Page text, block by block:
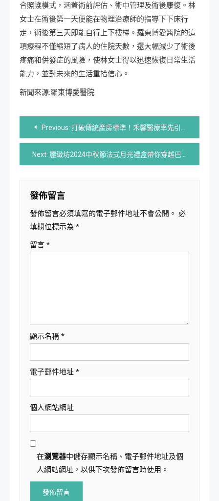
合照護模式，涵蓋術前評估、術中管理及術後康復。林
女士在術後第一天便能在物理治療師的指導下下床行
走，術後第三天即能自行上下樓梯。羅東博愛醫院的這
項療程不僅縮短了病人的住院天數，還大幅減少了術後
疼痛和併發症的風險，使林女士得以迅速恢復日常生活
能力，並對未來的生活重拾信心。
新聞來源:羅東博愛醫院
文
章
導
覽
Previous: 打破傳統產房標準！禾馨醫療率先引入新生兒即刻處置模式
Next: 麗緻坊2024中秋節法式月光禮盒帶你穿越巴黎與慕尼黑
發佈留言
發佈留言必須填寫的電子郵件地址不會公開。 必
填欄位標示為 *
留言 *
顯示名稱 *
電子郵件地址 *
個人網站網址
在瀏覽器中儲存顯示名稱、電子郵件地址及個
人網站網址，以供下次發佈留言時使用。